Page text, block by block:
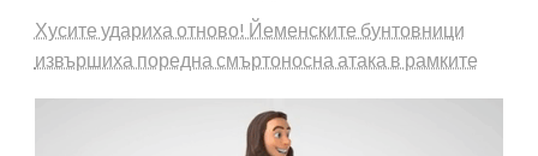
Хусите удариха отново! Йеменските бунтовници
извършиха поредна смъртоносна атака в рамките